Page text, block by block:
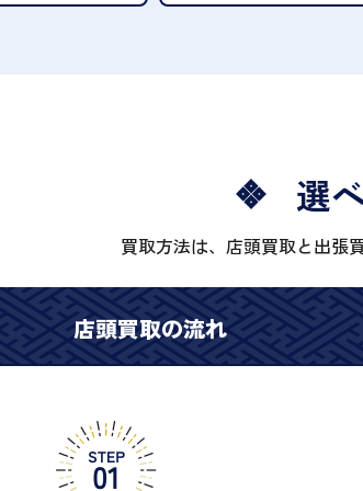
選
買取方法は、店頭買取と出張
店頭買取の流れ